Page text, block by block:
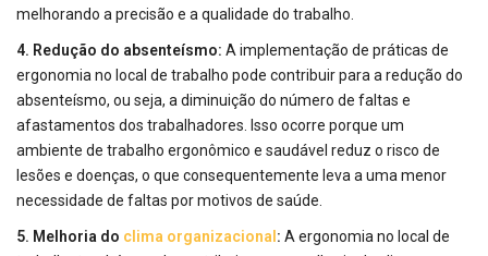
melhorando a precisão e a qualidade do trabalho.
4. Redução do absenteísmo: A implementação de práticas de
ergonomia no local de trabalho pode contribuir para a redução do
absenteísmo, ou seja, a diminuição do número de faltas e
afastamentos dos trabalhadores. Isso ocorre porque um
ambiente de trabalho ergonômico e saudável reduz o risco de
lesões e doenças, o que consequentemente leva a uma menor
necessidade de faltas por motivos de saúde.
5. Melhoria do clima organizacional : A ergonomia no local de